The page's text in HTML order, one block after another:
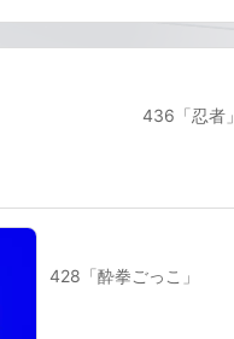
436「忍者」
428「酔拳ごっこ」